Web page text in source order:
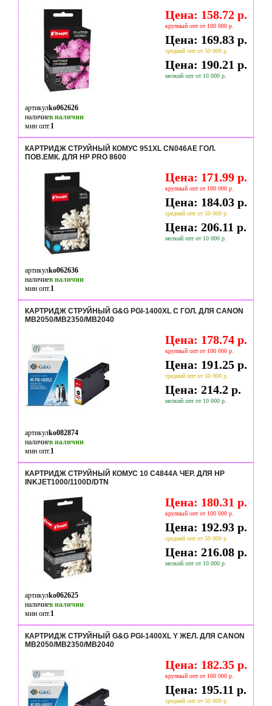
Цена: 158.72 р.
крупный опт от 100 000 р.
Цена: 169.83 р.
средний опт от 50 000 р.
Цена: 190.21 р.
мелкий опт от 10 000 р.
артикулko062626
наличиев наличии
мин опт.1
КАРТРИДЖ СТРУЙНЫЙ КОМУС 951XL CN046AE ГОЛ.
ПОВ.ЕМК. ДЛЯ HP PRO 8600
Цена: 171.99 р.
крупный опт от 100 000 р.
Цена: 184.03 р.
средний опт от 50 000 р.
Цена: 206.11 р.
мелкий опт от 10 000 р.
артикулko062636
наличиев наличии
мин опт.1
КАРТРИДЖ СТРУЙНЫЙ G&G PGI-1400XL C ГОЛ. ДЛЯ CANON
MB2050/MB2350/MB2040
Цена: 178.74 р.
крупный опт от 100 000 р.
Цена: 191.25 р.
средний опт от 50 000 р.
Цена: 214.2 р.
мелкий опт от 10 000 р.
артикулko082874
наличиев наличии
мин опт.1
КАРТРИДЖ СТРУЙНЫЙ КОМУС 10 C4844A ЧЕР. ДЛЯ HP
INKJET1000/1100D/DTN
Цена: 180.31 р.
крупный опт от 100 000 р.
Цена: 192.93 р.
средний опт от 50 000 р.
Цена: 216.08 р.
мелкий опт от 10 000 р.
артикулko062625
наличиев наличии
мин опт.1
КАРТРИДЖ СТРУЙНЫЙ G&G PGI-1400XL Y ЖЕЛ. ДЛЯ CANON
MB2050/MB2350/MB2040
Цена: 182.35 р.
крупный опт от 100 000 р.
Цена: 195.11 р.
средний опт от 50 000 р.